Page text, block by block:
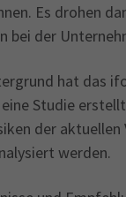
Es drohen
bei der
hat das
Studie
der
werden.